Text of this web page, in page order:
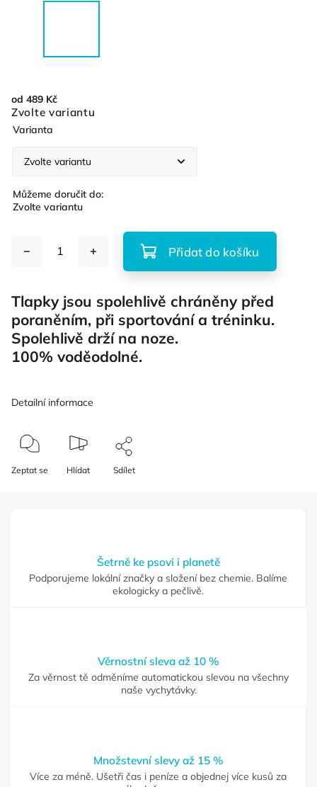
od 489 Kč
Zvolte variantu
Varianta
Můžeme doručit do:
Zvolte variantu
Přidat do košíku
Tlapky jsou spolehlivě chráněny před
poraněním, při sportování a tréninku.
Spolehlivě drží na noze.
100% voděodolné.
Detailní informace
Zeptat se Hlídat Sdílet
Šetrně ke psovi i planetě
Podporujeme lokální značky a složení bez chemie. Balíme
ekologicky a pečlivě.
Věrnostní sleva až 10 %
Za věrnost tě odměníme automatickou slevou na všechny
naše vychytávky.
Množstevní slevy až 15 %
Více za méně. Ušetři čas i peníze a objednej více kusů za